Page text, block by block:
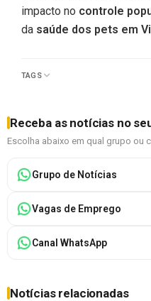
impacto no controle
da saúde dos pets em
TAGS
Receba as notícias no
Escolha abaixo em qual grupo ou
Grupo de Notícias
Vagas de Emprego
Canal WhatsApp
Notícias relacionadas